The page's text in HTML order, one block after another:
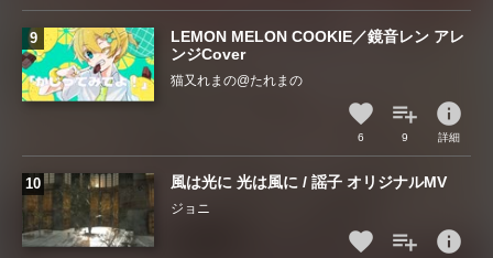
LEMON MELON COOKIE／鏡音レン アレ
ンジCover
猫又れまの@たれまの
6 9
info
詳細
風は光に 光は風に / 謡子 オリジナルMV
ジョニ
info